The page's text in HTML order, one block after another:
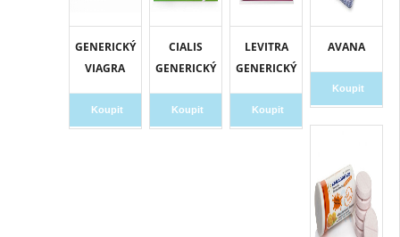
GENERICKÝ
VIAGRA
Koupit
CIALIS
GENERICKÝ
Koupit
LEVITRA
GENERICKÝ
Koupit
AVANA
Koupit